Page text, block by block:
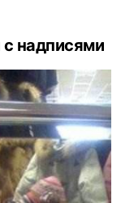
надписями